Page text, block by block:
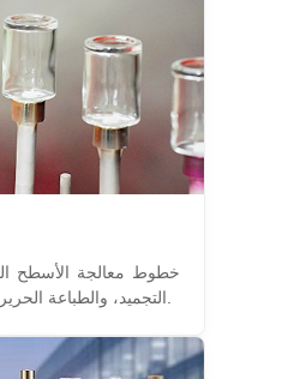
خطوط معالجة الأسطح
التجميد، والطباعة الحريرية، والختم الساخن، والرش المتدرج.